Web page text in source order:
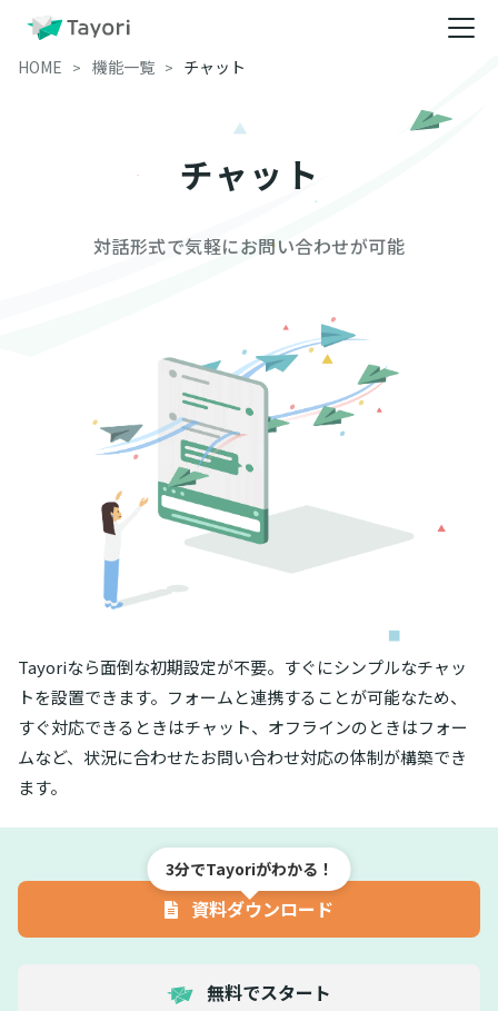
HOME 機能一覧 チャット
チャット
対話形式で気軽にお問い合わせが可能
Tayoriなら面倒な初期設定が不要。すぐにシンプルなチャッ
トを設置できます。フォームと連携することが可能なため、
すぐ対応できるときはチャット、オフラインのときはフォー
ムなど、状況に合わせたお問い合わせ対応の体制が構築でき
ます。
3分でTayoriがわかる！
資料ダウンロード
無料でスタート